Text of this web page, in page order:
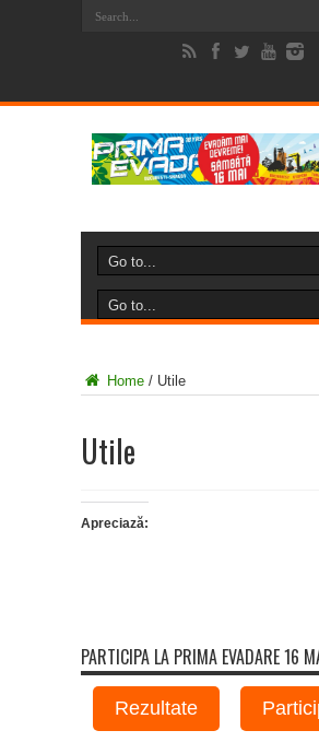
Home / Utile
Utile
Apreciază:
PARTICIPA LA PRIMA EVADARE 16
Rezultate